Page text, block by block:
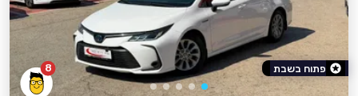
8 פתוח בשבת